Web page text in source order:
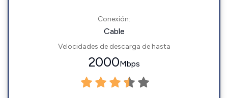
Conexión:
Cable
Velocidades de descarga de hasta
2000Mbps